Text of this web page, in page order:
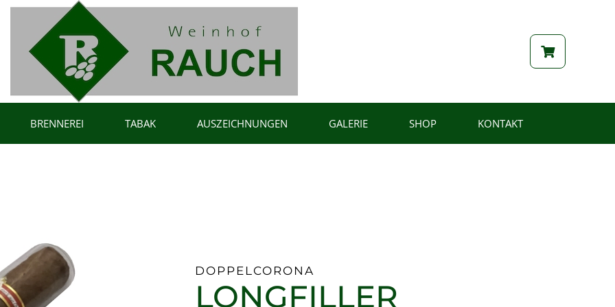
BRENNEREI TABAK AUSZEICHNUNGEN GALERIE SHOP KONTAKT
DOPPELCORONA
LONGFILLER